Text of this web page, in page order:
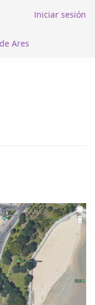
Iniciar sesión
Ares